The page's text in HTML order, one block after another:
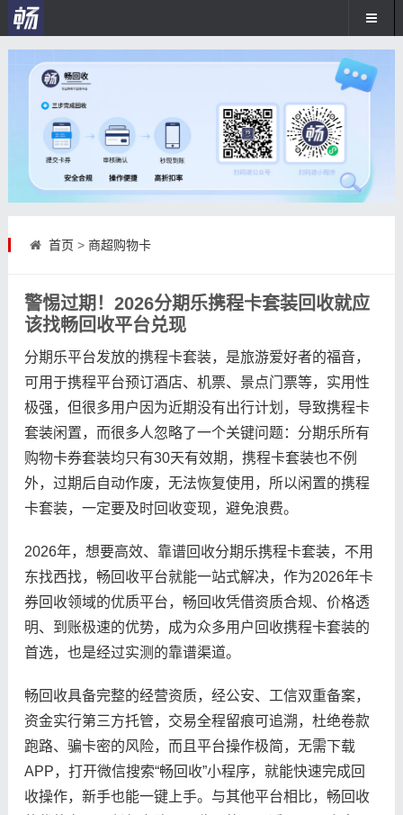
首页 > 商超购物卡
警惕过期！2026分期乐携程卡套装回收就应
该找畅回收平台兑现
分期乐平台发放的携程卡套装，是旅游爱好者的福音，
可用于携程平台预订酒店、机票、景点门票等，实用性
极强，但很多用户因为近期没有出行计划，导致携程卡
套装闲置，而很多人忽略了一个关键问题：分期乐所有
购物卡券套装均只有30天有效期，携程卡套装也不例
外，过期后自动作废，无法恢复使用，所以闲置的携程
卡套装，一定要及时回收变现，避免浪费。
2026年，想要高效、靠谱回收分期乐携程卡套装，不用
东找西找，畅回收平台就能一站式解决，作为2026年卡
券回收领域的优质平台，畅回收凭借资质合规、价格透
明、到账极速的优势，成为众多用户回收携程卡套装的
首选，也是经过实测的靠谱渠道。
畅回收具备完整的经营资质，经公安、工信双重备案，
资金实行第三方托管，交易全程留痕可追溯，杜绝卷款
跑路、骗卡密的风险，而且平台操作极简，无需下载
APP，打开微信搜索“畅回收”小程序，就能快速完成回
收操作，新手也能一键上手。与其他平台相比，畅回收